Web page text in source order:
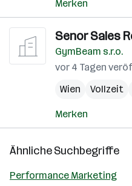
Merken
Senor Sales
GymBeam s.r.o.
vor 4 Tagen
Wien
Vollzeit
Merken
Ähnliche Suchbegriffe
Performance Marketing